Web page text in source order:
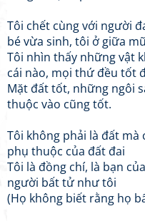
Tôi chết cùng với người
bé vừa sinh, tôi ở giữa
Tôi nhìn thấy những vật
cái nào, mọi thứ đều tốt
Mặt đất tốt, những ngôi
thuộc vào cũng tốt.
Tôi không phải là đất
phụ thuộc của đất đai
Tôi là đồng chí, là bạn
người bất tử như tôi
(Họ không biết rằng họ